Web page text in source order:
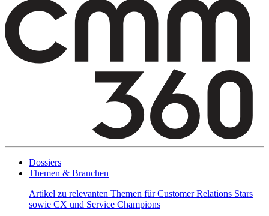
Dossiers
Themen & Branchen
Artikel zu relevanten Themen für Customer Relations Stars
sowie CX und Service Champions